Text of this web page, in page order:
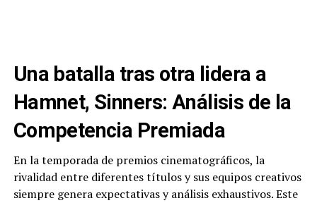
Una batalla tras otra lidera a
Hamnet, Sinners: Análisis de la
Competencia Premiada
En la temporada de premios cinematográficos, la
rivalidad entre diferentes títulos y sus equipos creativos
siempre genera expectativas y análisis exhaustivos. Este